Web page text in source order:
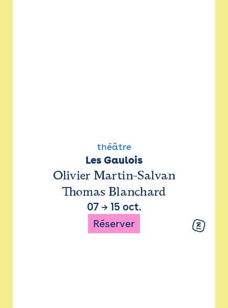
théâtre
Les Gaulois
Olivier Martin-Salvan
Thomas Blanchard
07→ 15 oct.
Réserver